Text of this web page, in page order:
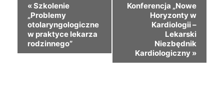
«Szkolenie
„Problemy
otolaryngologiczne
w praktyce lekarza
rodzinnego”
Konferencja „Nowe
Horyzonty w
Kardiologii –
Lekarski
Niezbędnik
Kardiologiczny »